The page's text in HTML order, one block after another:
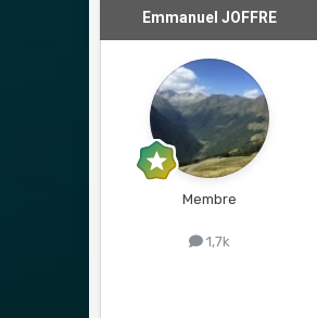
Emmanuel JOFFRE
Membre
1,7k